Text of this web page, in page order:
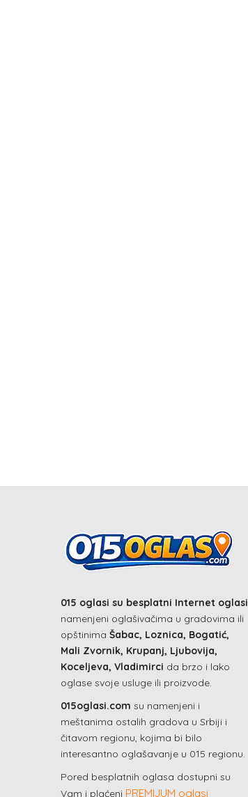
015 oglasi su besplatni Internet oglasi
namenjeni oglašivačima u gradovima ili
opštinima Šabac, Loznica, Bogatić,
Mali Zvornik, Krupanj, Ljubovija,
Koceljeva, Vladimirci da brzo i lako
oglase svoje usluge ili proizvode.
015oglasi.com su namenjeni i
meštanima ostalih gradova u Srbiji i
čitavom regionu, kojima bi bilo
interesantno oglašavanje u 015 regionu.
Pored besplatnih oglasa dostupni su
Vam i plaćeni PREMIJUM oglasi